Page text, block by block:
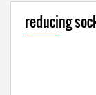
reducing